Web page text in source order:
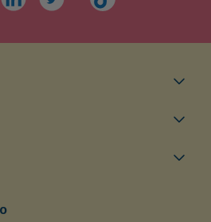
(11) 95595-6134